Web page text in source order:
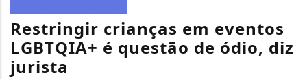
Restringir crianças em eventos
LGBTQIA+ é questão de ódio, diz
jurista